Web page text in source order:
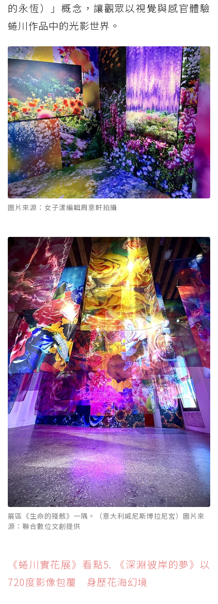
的永恆）」概念，讓觀眾以視覺與感官體驗
蜷川作品中的光影世界。
圖片來源：女子漾編輯周意軒拍攝
展區《生命的殘骸》一隅。（意大利威尼斯博拉尼宮）圖片來
源：聯合數位文創提供
《蜷川實花展》看點5. 《深淵彼岸的夢》以
720度影像包覆 身歷花海幻境